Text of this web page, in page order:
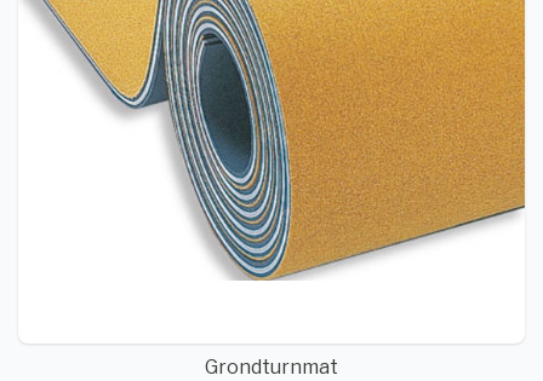
Grondturnmat